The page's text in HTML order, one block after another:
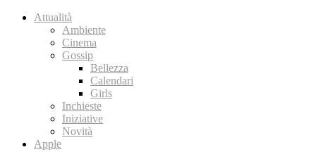
Attualità
Ambiente
Cinema
Gossip
Bellezza
Calendari
Girls
Inchieste
Iniziative
Novità
Apple